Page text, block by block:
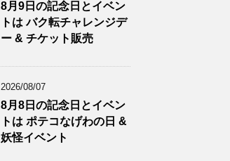
8月9日の記念日とイベン
トは バク転チャレンジデ
ー & チケット販売
2026/08/07
8月8日の記念日とイベン
トは ポテコなげわの日 &
妖怪イベント